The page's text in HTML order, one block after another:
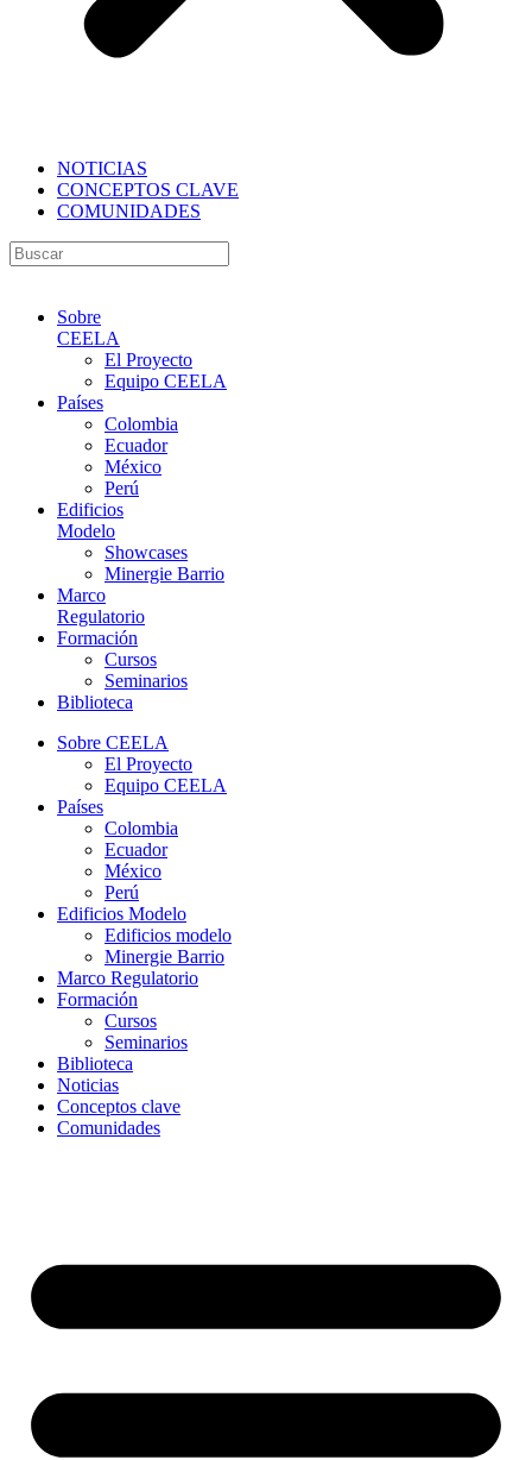
NOTICIAS
CONCEPTOS CLAVE
COMUNIDADES
Sobre
CEELA
El Proyecto
Equipo CEELA
Países
Colombia
Ecuador
México
Perú
Edificios
Modelo
Showcases
Minergie Barrio
Marco
Regulatorio
Formación
Cursos
Seminarios
Biblioteca
Sobre CEELA
El Proyecto
Equipo CEELA
Países
Colombia
Ecuador
México
Perú
Edificios Modelo
Edificios modelo
Minergie Barrio
Marco Regulatorio
Formación
Cursos
Seminarios
Biblioteca
Noticias
Conceptos clave
Comunidades